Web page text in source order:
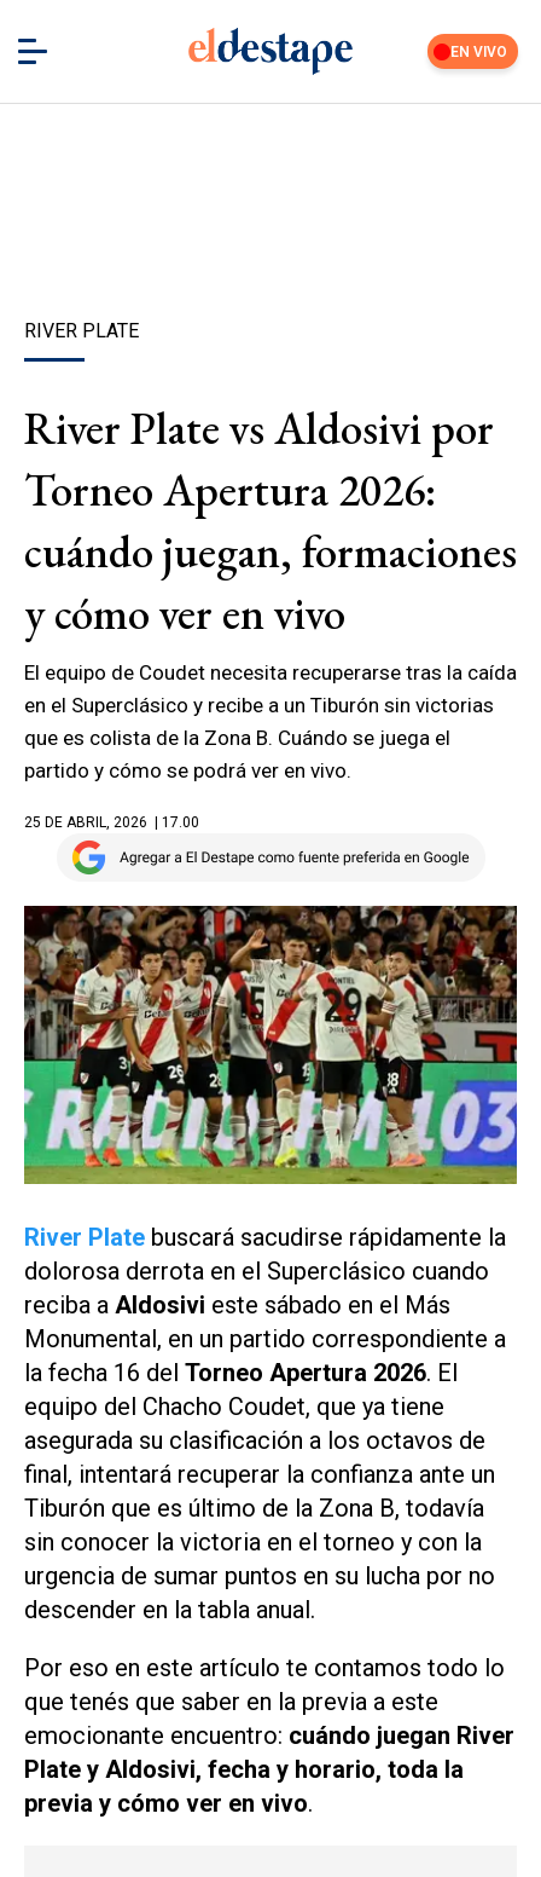
EN VIVO
RIVER PLATE
River Plate vs Aldosivi por
Torneo Apertura 2026:
cuándo juegan, formaciones
y cómo ver en vivo
El equipo de Coudet necesita recuperarse tras la caída
en el Superclásico y recibe a un Tiburón sin victorias
que es colista de la Zona B. Cuándo se juega el
partido y cómo se podrá ver en vivo.
25 DE ABRIL, 2026 | 17.00
River Plate buscará sacudirse rápidamente la
dolorosa derrota en el Superclásico cuando
reciba a Aldosivi este sábado en el Más
Monumental, en un partido correspondiente a
la fecha 16 del Torneo Apertura 2026. El
equipo del Chacho Coudet, que ya tiene
asegurada su clasificación a los octavos de
final, intentará recuperar la confianza ante un
Tiburón que es último de la Zona B, todavía
sin conocer la victoria en el torneo y con la
urgencia de sumar puntos en su lucha por no
descender en la tabla anual.
Por eso en este artículo te contamos todo lo
que tenés que saber en la previa a este
emocionante encuentro: cuándo juegan River
Plate y Aldosivi, fecha y horario, toda la
previa y cómo ver en vivo.